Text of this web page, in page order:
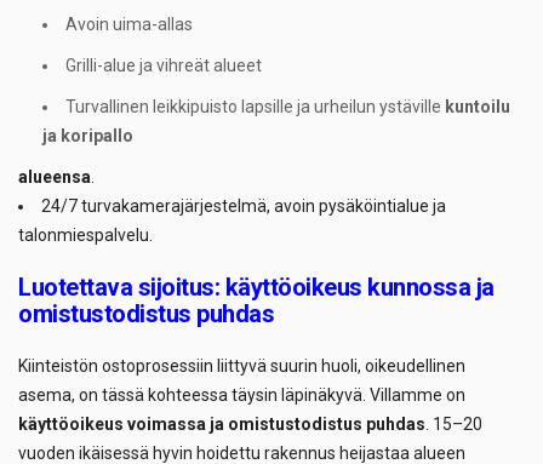
Avoin uima-allas
Grilli-alue ja vihreät alueet
Turvallinen leikkipuisto lapsille ja urheilun ystäville kuntoilu
ja koripallo
alueensa
24/7 turvakamerajärjestelmä, avoin pysäköintialue ja
talonmiespalvelu.
Luotettava sijoitus: käyttöoikeus kunnossa ja
omistustodistus puhdas
Kiinteistön ostoprosessiin liittyvä suurin huoli, oikeudellinen
asema, on tässä kohteessa täysin läpinäkyvä. Villamme on
käyttöoikeus voimassa ja omistustodistus puhdas . 15–20
vuoden ikäisessä hyvin hoidettu rakennus heijastaa alueen